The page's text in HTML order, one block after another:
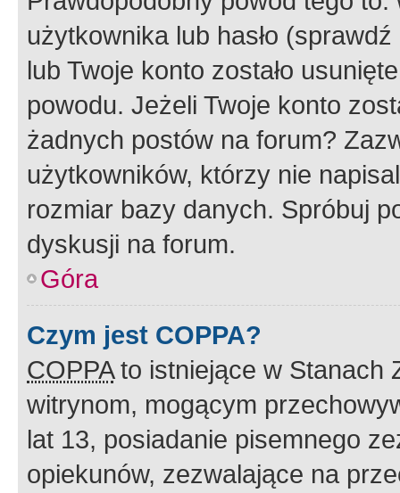
użytkownika lub hasło
lub Twoje konto zostało
powodu. Jeżeli Twoje konto
żadnych postów na forum?
użytkowników, którzy nie
rozmiar bazy danych. Spróbuj
dyskusji na forum.
Góra
Czym jest COPPA?
COPPAto istniejące w Stanach
witrynom, mogącym
lat 13, posiadanie pisemnego
opiekunów, zezwalające na